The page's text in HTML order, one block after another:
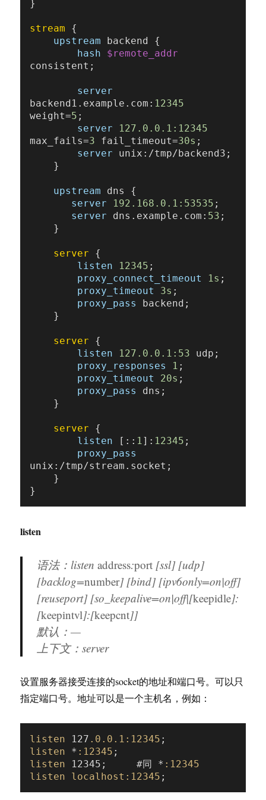
}
stream {
upstream backend {
hash
$remote_addr
consistent;
server
backend1.example.com: 12345
weight=5 ;
server
127.0.0.1:12345
max_fails=3 fail_timeout=30s ;
server unix:/tmp/backend3;
upstream dns {
server
192.168.0.1:53535 ;
server dns.example.com: 53 ;
server {
listen
12345 ;
proxy_connect_timeout
1s ;
proxy_timeout
3s ;
proxy_pass
backend;
server {
listen
127.0.0.1:53 udp;
proxy_responses
1 ;
proxy_timeout
20s ;
proxy_pass
dns;
server {
listen [:: 1]: 12345 ;
proxy_pass
unix:/tmp/stream.socket;
listen
语法：listenaddress:port [ssl] [udp]
[backlog=number] [bind] [ipv6only=on|off]
[reuseport] [so_keepalive=on|off|[keepidle]:
[keepintvl]:[keepcnt]]
默认：—
上下文：server
设置服务器接受连接的socket的地址和端口号。可以只
指定端口号。地址可以是一个主机名，例如：
listen 127 .0 .0 .1 :12345
listen * :12345
listen 12345;     #同 * :12345
listen
localhost :12345